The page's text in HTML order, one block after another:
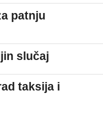
patnju
slučaj
taksija i